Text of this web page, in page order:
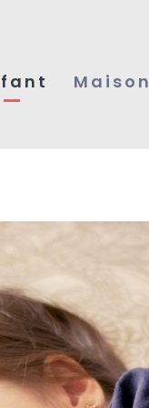
Maison